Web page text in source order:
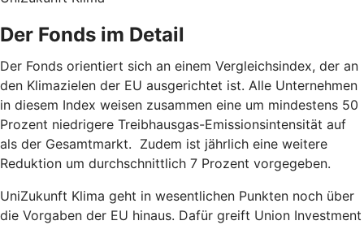
Der Fonds im Detail
Der Fonds orientiert sich an einem Vergleichsindex, der an
den Klimazielen der EU ausgerichtet ist. Alle Unternehmen
in diesem Index weisen zusammen eine um mindestens 50
Prozent niedrigere Treibhausgas-Emissionsintensität auf
als der Gesamtmarkt. Zudem ist jährlich eine weitere
Reduktion um durchschnittlich 7 Prozent vorgegeben.
UniZukunft Klima geht in wesentlichen Punkten noch über
die Vorgaben der EU hinaus. Dafür greift Union Investment